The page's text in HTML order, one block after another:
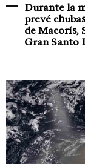
Durante la
prevé
de Macorís,
Gran Santo